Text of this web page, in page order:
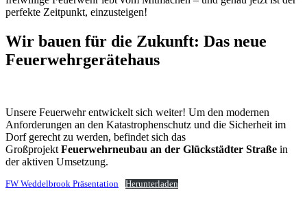
perfekte Zeitpunkt, einzusteigen!
Wir bauen für die Zukunft: Das neue
Feuerwehrgerätehaus
Unsere Feuerwehr entwickelt sich weiter! Um den modernen
Anforderungen an den Katastrophenschutz und die Sicherheit im
Dorf gerecht zu werden, befindet sich das
Großprojekt Feuerwehrneubau an der Glückstädter Straße in
der aktiven Umsetzung.
FW Weddelbrook Präsentation Herunterladen